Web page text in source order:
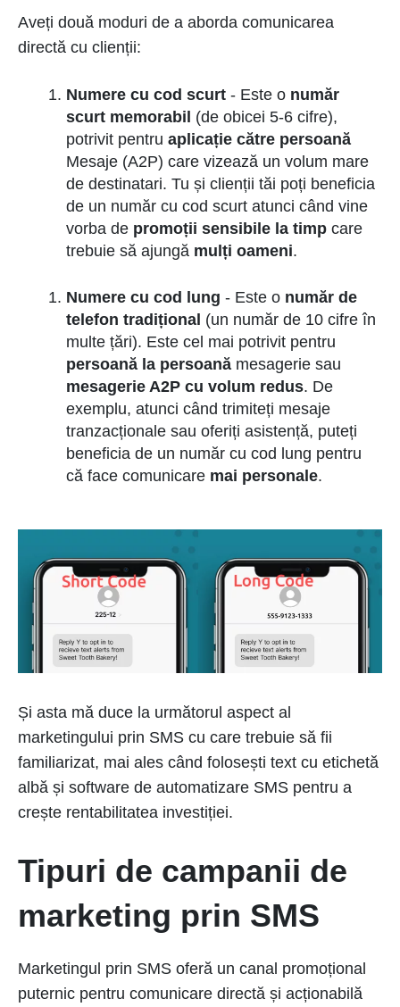
Aveți două moduri de a aborda comunicarea
directă cu clienții:
Numere cu cod scurt - Este o număr
scurt memorabil (de obicei 5-6 cifre),
potrivit pentru aplicație către persoană
Mesaje (A2P) care vizează un volum mare
de destinatari. Tu și clienții tăi poți beneficia
de un număr cu cod scurt atunci când vine
vorba de promoții sensibile la timp care
trebuie să ajungă mulți oameni.
Numere cu cod lung - Este o număr de
telefon tradițional (un număr de 10 cifre în
multe țări). Este cel mai potrivit pentru
persoană la persoană mesagerie sau
mesagerie A2P cu volum redus. De
exemplu, atunci când trimiteți mesaje
tranzacționale sau oferiți asistență, puteți
beneficia de un număr cu cod lung pentru
că face comunicare mai personale.
Și asta mă duce la următorul aspect al
marketingului prin SMS cu care trebuie să fii
familiarizat, mai ales când folosești text cu etichetă
albă și software de automatizare SMS pentru a
crește rentabilitatea investiției.
Tipuri de campanii de
marketing prin SMS
Marketingul prin SMS oferă un canal promoțional
puternic pentru comunicare directă și acționabilă